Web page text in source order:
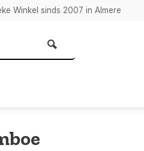
Winkel sinds 2007 in Almere